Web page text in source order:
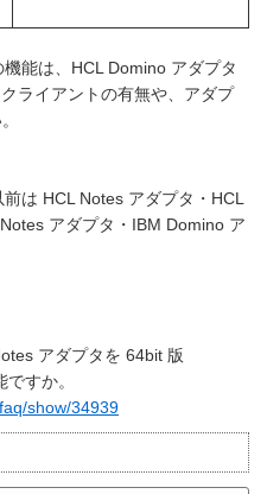
能は、HCL Domino アダプタ
ライアントの有無や、アダプ
は HCL Notes アダプタ・HCL
アダプタ・IBM Domino ア
アダプタを 64bit 版
すか。
show/34939